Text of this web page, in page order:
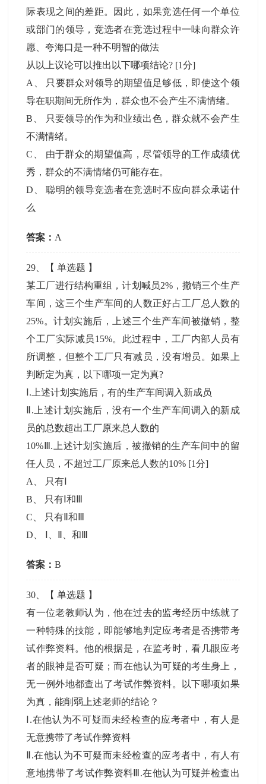
际表现之间的差距。因此，如果竞选任何一个单位
或部门的领导，竞选者在竞选过程中一味向群众许
愿、夸海口是一种不明智的做法
从以上议论可以推出以下哪项结论? [1分]
A
只要群众对领导的期望值足够低，即使这个领
导在职期间无所作为，群众也不会产生不满情绪。
B
只要领导的作为和业绩出色，群众就不会产生
不满情绪。
C
由于群众的期望值高，尽管领导的工作成绩优
秀，群众的不满情绪仍可能存在。
D 、聪明的领导竞选者在竞选时不应向群众承诺什
么
答案： A
29 、【单选题 】
某工厂进行结构重组，计划喊员2%，撤销三个生产
车间，这三个生产车间的人数正好占工厂总人数的
25%。计划实施后，上述三个生产车间被撤销，整
个工厂实际减员15%。此过程中，工厂内部人员有
所调整，但整个工厂只有减员，没有增员。如果上
判断定为真，以下哪项一定为真?
Ⅰ.上述计划实施后，有的生产车间调入新成员
Ⅱ.上述计划实施后，没有一个生产车间调入的新成
员的总数超出工厂原来总人数的
10%Ⅲ.上述计划实施后，被撤销的生产车间中的留
任人员，不超过工厂原来总人数的10% [1分]
A
只有Ⅰ
B
只有Ⅰ和Ⅲ
C
只有Ⅱ和Ⅲ
D
Ⅰ、Ⅱ、和Ⅲ
答案：B
30 、【单选题 】
有一位老教师认为，他在过去的监考经历中练就了
一种特殊的技能，即能够地判定应考者是否携带考
试作弊资料。他的根据是，在监考时，看几眼应考
者的眼神是否可疑；而在他认为可疑的考生身上，
无一例外地都查出了考试作弊资料。以下哪项如果
为真，能削弱上述老师的结论？
Ⅰ.在他认为不可疑而未经检查的应考者中，有人是
无意携带了考试作弊资料
Ⅱ.在他认为不可疑而未经检查的应考者中，有人有
意地携带了考试作弊资料Ⅲ.在他认为可疑并检查出